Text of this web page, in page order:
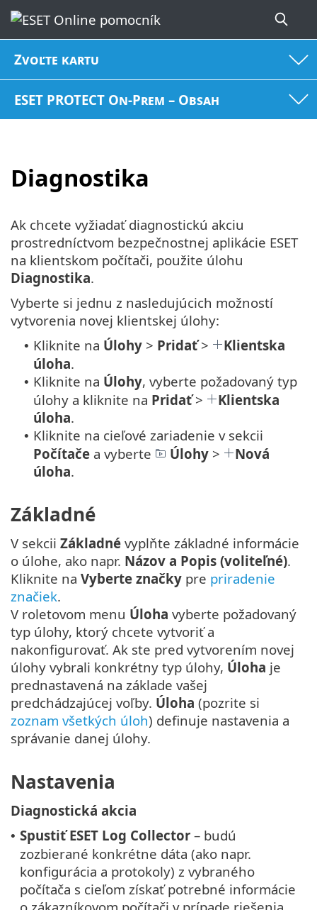
Zvoľte kartu
ESET PROTECT On-Prem – Obsah
Diagnostika
Ak chcete vyžiadať diagnostickú akciu
prostredníctvom bezpečnostnej aplikácie ESET
na klientskom počítači, použite úlohu
Diagnostika.
Vyberte si jednu z nasledujúcich možností
vytvorenia novej klientskej úlohy:
• Kliknite na Úlohy > Pridať>
Klientska
úloha.
• Kliknite na Úlohy, vyberte požadovaný typ
úlohy a kliknite na Pridať>
Klientska
úloha.
• Kliknite na cieľové zariadenie v sekcii
Počítače a vyberte Úlohy >
Nová
úloha.
Základné
V sekcii Základné vyplňte základné informácie
o úlohe, ako napr. Názov a Popis (voliteľné).
Kliknite na Vyberte značky pre priradenie
značiek.
V roletovom menu Úloha vyberte požadovaný
typ úlohy, ktorý chcete vytvoriť a
nakonfigurovať. Ak ste pred vytvorením novej
úlohy vybrali konkrétny typ úlohy, Úloha je
prednastavená na základe vašej
predchádzajúcej voľby. Úloha (pozrite si
zoznam všetkých úloh) definuje nastavenia a
správanie danej úlohy.
Nastavenia
Diagnostická akcia
• Spustiť ESET Log Collector – budú
zozbierané konkrétne dáta (ako napr.
konfigurácia a protokoly) z vybraného
počítača s cieľom získať potrebné informácie